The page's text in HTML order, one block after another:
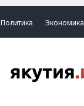
Политика Экономика